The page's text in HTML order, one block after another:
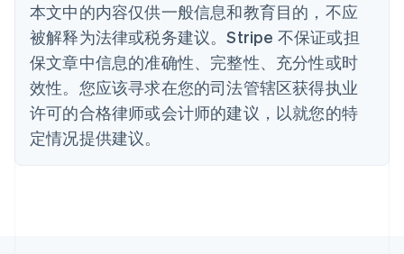
本文中的内容仅供一般信息和教育目的，不应
被解释为法律或税务建议。Stripe 不保证或担
保文章中信息的准确性、完整性、充分性或时
效性。您应该寻求在您的司法管辖区获得执业
许可的合格律师或会计师的建议，以就您的特
定情况提供建议。
English
丹麦
English
德国
DeutschEnglish
法国
FrançaisEnglish
芬兰
EnglishSvenska